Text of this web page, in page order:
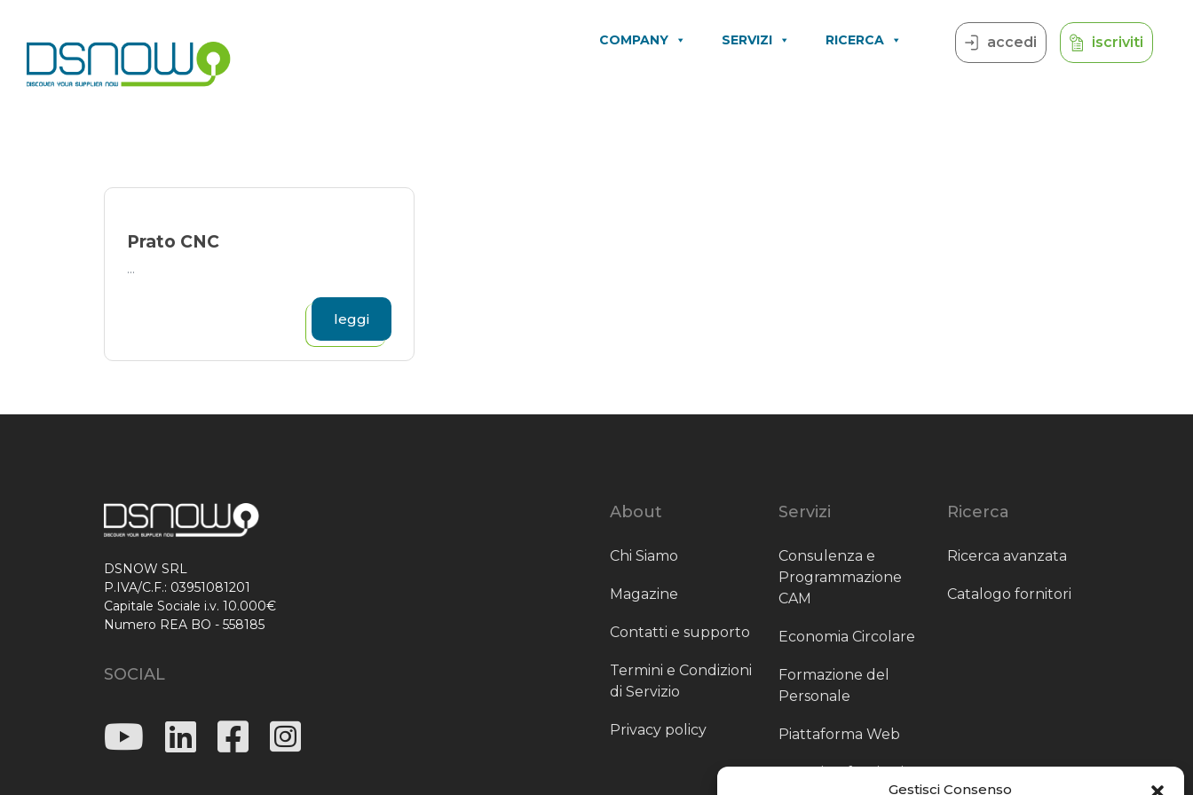
Gestisci Consenso
content
COMPANY SERVIZI RICERCA accedi iscriviti
Prato CNC
...
leggi
DSNOW SRL
P.IVA/C.F.: 03951081201
Capitale Sociale i.v. 10.000€
Numero REA BO - 558185
SOCIAL
About
Chi Siamo
Magazine
Contatti e supporto
Termini e Condizioni
di Servizio
Privacy policy
Servizi
Consulenza e
Programmazione
CAM
Economia Circolare
Formazione del
Personale
Piattaforma Web
Scouting fornitori
Ricerca
Ricerca avanzata
Catalogo fornitori